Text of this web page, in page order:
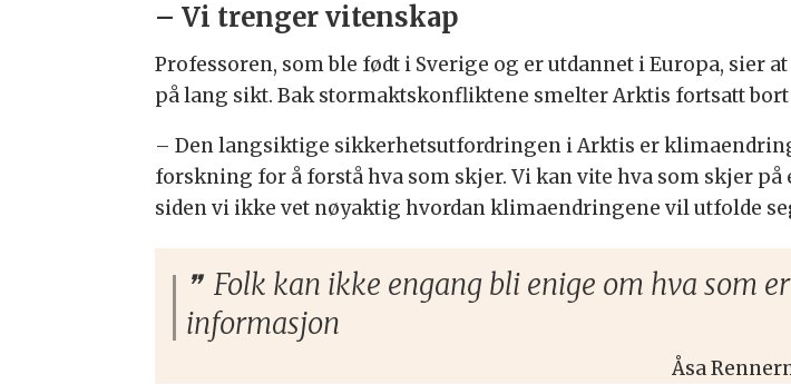
– Vi trenger vitenskap
Professoren, som ble født i Sverige og er utdannet i Europa, sier
på lang sikt. Bak stormaktskonfliktene smelter Arktis fortsatt
– Den langsiktige sikkerhetsutfordringen i Arktis er
forskning for å forstå hva som skjer. Vi kan vite hva som skjer
siden vi ikke vet nøyaktig hvordan klimaendringene vil utfolde
Folk kan ikke engang bli enige om hva som
informasjon
Åsa